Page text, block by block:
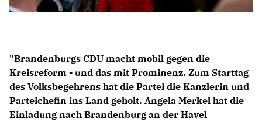
"Brandenburgs CDU macht mobil gegen die
Kreisreform - und das mit Prominenz. Zum Starttag
des Volksbegehrens hat die Partei die Kanzlerin und
Parteichefin ins Land geholt. Angela Merkel hat die
Einladung nach Brandenburg an der Havel